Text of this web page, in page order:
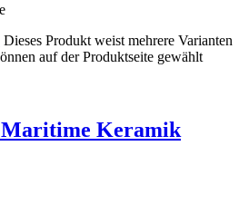
Dieses Produkt weist mehrere Varianten
auf der Produktseite gewählt
Keramik